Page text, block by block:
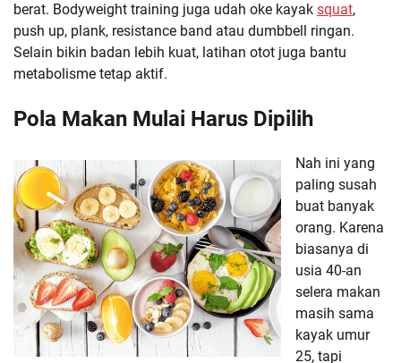
berat. Bodyweight training juga udah oke kayak squat,
push up, plank, resistance band atau dumbbell ringan.
Selain bikin badan lebih kuat, latihan otot juga bantu
metabolisme tetap aktif.
Pola Makan Mulai Harus Dipilih
Nah ini yang
paling susah
buat banyak
orang. Karena
biasanya di
usia 40-an
selera makan
masih sama
kayak umur
25, tapi